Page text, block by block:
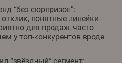
“без сюрпризов”:
понятные линейки
для продаж, часто
у топ-конкурентов вроде
“звёздный” сегмент: